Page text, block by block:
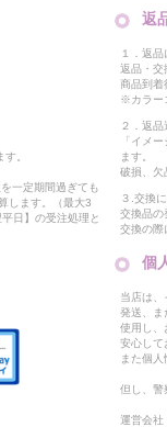
す。
一定期間過ぎても
します。（最大3
日】の受注処理と
返
１．返
返品・交
商品到着
※カラー
２．返
「イメ
ます。
破損、欠
３.交換
交換品の
交換の際
個
当店は
発送、ま
使用し、
安心して
また個
但し、警
運営会社